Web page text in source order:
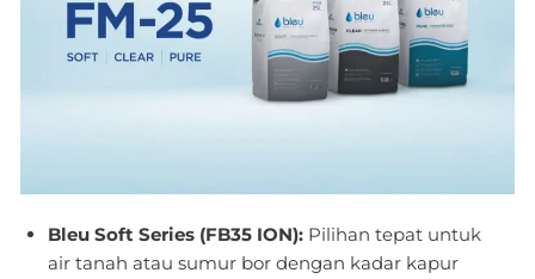
Bleu Soft Series (FB35 ION):Pilihan tepat untuk
air tanah atau sumur bor dengan kadar kapur